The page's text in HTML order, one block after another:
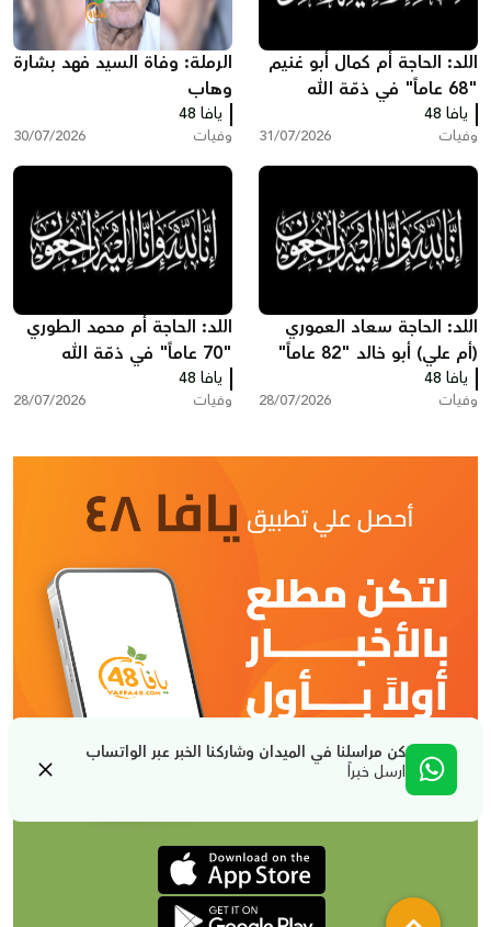
كن مراسلنا في الميدان وشاركنا الخبر عبر الواتساب
ارسل خبراً
اللد: الحاجة أم كمال أبو غنيم
"68 عاماً" في ذمّة الله
يافا 48
وفيات 31/07/2026
الرملة: وفاة السيد فهد بشارة
وهاب
يافا 48
وفيات 30/07/2026
اللد: الحاجة سعاد العموري
(أم علي) أبو خالد "82 عاماً"
في ذمّة الله
يافا 48
وفيات 28/07/2026
اللد: الحاجة أم محمد الطوري
"70 عاماً" في ذمّة الله
يافا 48
وفيات 28/07/2026